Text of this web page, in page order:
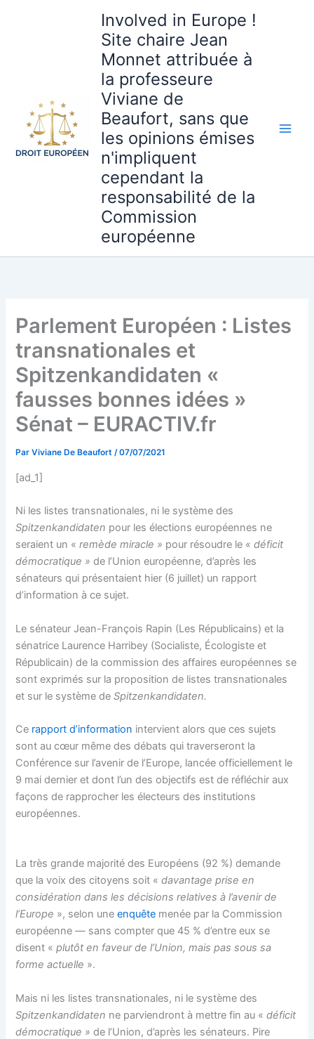
Involved in Europe !
Site chaire Jean
Monnet attribuée à
la professeure
Viviane de
Beaufort, sans que
les opinions émises
n'impliquent
cependant la
responsabilité de la
Commission
européenne
Parlement Européen : Listes
transnationales et
Spitzenkandidaten «
fausses bonnes idées »
Sénat – EURACTIV.fr
ParViviane De Beaufort/07/07/2021
[ad_1]
Ni les listes transnationales, ni le système des
Spitzenkandidaten pour les élections européennes ne
seraient un «remède miracle » pour résoudre le «déficit
démocratique » de l’Union européenne, d’après les
sénateurs qui présentaient hier (6 juillet) un rapport
d’information à ce sujet.
Le sénateur Jean-François Rapin (Les Républicains) et la
sénatrice Laurence Harribey (Socialiste, Écologiste et
Républicain) de la commission des affaires européennes se
sont exprimés sur la proposition de listes transnationales
et sur le système deSpitzenkandidaten.
Ce rapport d’information intervient alors que ces sujets
sont au cœur même des débats qui traverseront la
Conférence sur l’avenir de l’Europe, lancée officiellement le
9 mai dernier et dont l’un des objectifs est de réfléchir aux
façons de rapprocher les électeurs des institutions
européennes.
La très grande majorité des Européens (92 %) demande
que la voix des citoyens soit «davantage prise en
considération dans les décisions relatives à l’avenir de
l’Europe », selon uneenquête menée par la Commission
européenne — sans compter que 45 % d’entre eux se
disent « plutôt en faveur de l’Union, mais pas sous sa
forme actuelle ».
Mais ni les listes transnationales, ni le système des
Spitzenkandidaten ne parviendront à mettre fin au «déficit
démocratique » de l’Union, d’après les sénateurs. Pire